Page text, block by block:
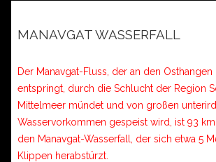
MANAVGAT WASSERFALL
Der Manavgat-Fluss, der an den Osthangen
entspringt, durch die Schlucht der Region
Mittelmeer mündet und von großen
Wasservorkommen gespeist wird, ist 93
den Manavgat-Wasserfall, der sich etwa 5
Klippen herabstürzt.